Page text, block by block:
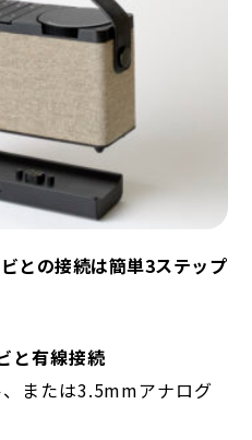
との接続は簡単3ステップ
と有線接続
または3.5mmアナログ